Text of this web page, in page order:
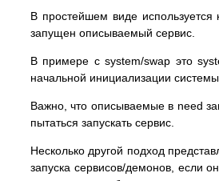
В простейшем виде используется
запущен описываемый сервис.
В примере с system/swap это
начальной инициализации
Важно, что описываемые в need
пытаться запускать сервис.
Несколько другой подход
запуска сервисов/демонов, если